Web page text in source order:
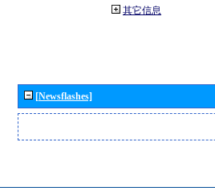
其它信息
[Newsflashes]